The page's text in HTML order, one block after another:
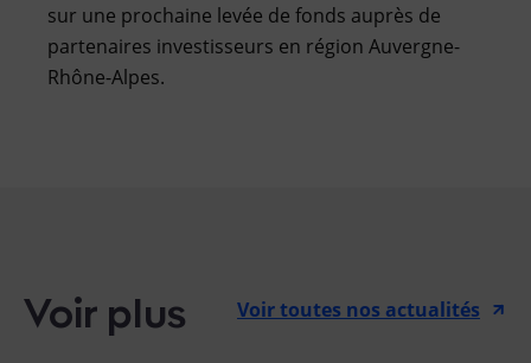
sur une prochaine levée de fonds auprès de
partenaires investisseurs en région Auvergne-
Rhône-Alpes.
Voir plus Voir toutes nos actualités